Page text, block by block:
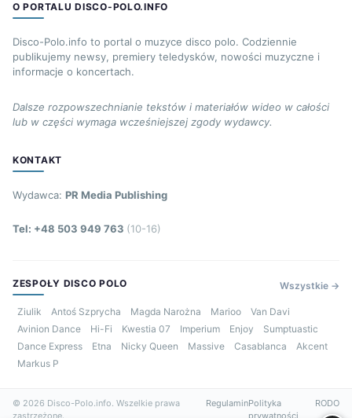
O PORTALU DISCO-POLO.INFO
Disco-Polo.info to portal o muzyce disco polo. Codziennie
publikujemy newsy, premiery teledysków, nowości muzyczne i
informacje o koncertach.
Dalsze rozpowszechnianie tekstów i materiałów wideo w całości
lub w części wymaga wcześniejszej zgody wydawcy.
KONTAKT
Wydawca: PR Media Publishing
Tel: +48 503 949 763 (10-16)
ZESPOŁY DISCO POLO Wszystkie →
Ziulik Antoś Szprycha Magda Narożna Marioo
Van Davi
Avinion Dance
Hi-Fi Kwestia 07 Imperium Enjoy
Sumptuastic
Dance Express
Etna Nicky Queen Massive Casablanca
Akcent
Markus P
© 2026 Disco-Polo.info. Wszelkie prawa
RegulaminPolityka
RODO